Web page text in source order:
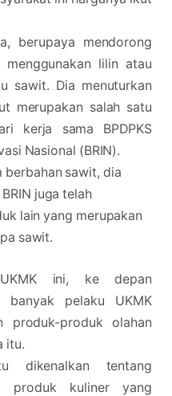
berupaya mendorong
lilin atau
sawit. Dia menuturkan
merupakan salah satu
kerja sama BPDPKS
Nasional (BRIN).
berbahan sawit, dia
juga telah
lain yang merupakan
sawit.
ini, ke depan
banyak pelaku UKMK
produk-produk olahan
itu.
dikenalkan tentang
produk kuliner yang